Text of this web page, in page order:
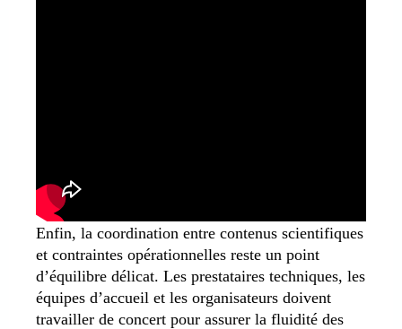
Enfin, la coordination entre contenus scientifiques
et contraintes opérationnelles reste un point
d’équilibre délicat. Les prestataires techniques, les
équipes d’accueil et les organisateurs doivent
travailler de concert pour assurer la fluidité des